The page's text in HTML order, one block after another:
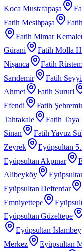
Koca Mustafapaşa
Fatih Mesihpaşa
Fatih Mimar
Gürani
Fatih Molla
Nişanca
Fatih
Sarıdemir
Fatih
Ahmet
Fatih Sururi
Efendi
Fatih
Tahtakale
Fatih Taya
Sinan
Fatih Yavuz
Zeyrek
Eyüpsultan
Eyüpsultan Akpınar
Alibeyköy
Eyüpsultan Defterdar
Emniyettepe
Eyüpsultan Güzeltepe
Eyüpsultan İslambey
Merkez
Eyüpsultan